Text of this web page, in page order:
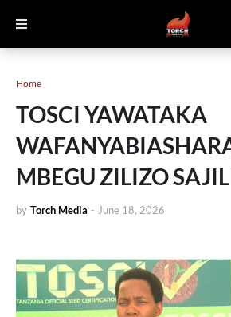
Home
TOSCI YAWATAKA
MBEGU ZILIZO
by Torch Media - June 18, 2026